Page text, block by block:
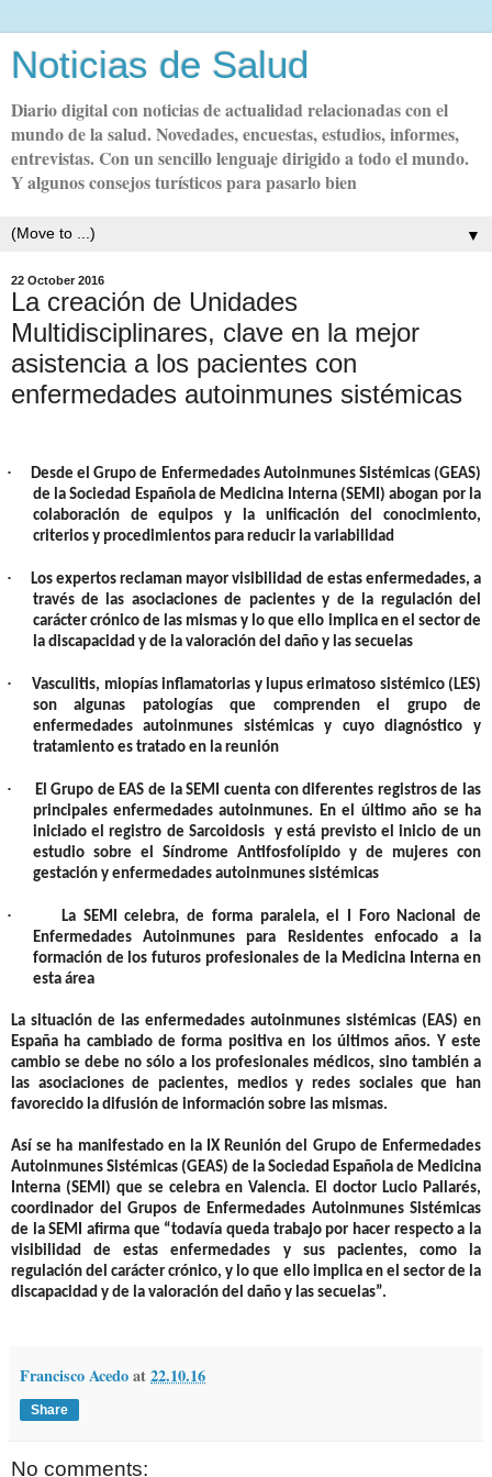
Noticias de Salud
Diario digital con noticias de actualidad relacionadas con el
mundo de la salud. Novedades, encuestas, estudios, informes,
entrevistas. Con un sencillo lenguaje dirigido a todo el mundo.
Y algunos consejos turísticos para pasarlo bien
▼
22 October 2016
La creación de Unidades
Multidisciplinares, clave en la mejor
asistencia a los pacientes con
enfermedades autoinmunes sistémicas
·
Desde el Grupo de Enfermedades Autoinmunes Sistémicas (GEAS)
de la Sociedad Española de Medicina Interna (SEMI) abogan por la
colaboración de equipos y la unificación del conocimiento,
criterios y procedimientos para reducir la variabilidad
·
Los expertos reclaman mayor visibilidad de estas enfermedades, a
través de las asociaciones de pacientes y de la regulación del
carácter crónico de las mismas y lo que ello implica en el sector de
la discapacidad y de la valoración del daño y las secuelas
·
Vasculitis, miopías inflamatorias y lupus erimatoso sistémico (LES)
son algunas patologías que comprenden el grupo de
enfermedades autoinmunes sistémicas y cuyo diagnóstico y
tratamiento es tratado en la reunión
·
El Grupo de EAS de la SEMI cuenta con diferentes registros de las
principales enfermedades autoinmunes. En el último año se ha
iniciado el registro de Sarcoidosis y está previsto el inicio de un
estudio sobre el Síndrome Antifosfolípido y de mujeres con
gestación y enfermedades autoinmunes sistémicas
·
La SEMI celebra, de forma paralela, el I Foro Nacional de
Enfermedades Autoinmunes para Residentes enfocado a la
formación de los futuros profesionales de la Medicina Interna en
esta área
La situación de las enfermedades autoinmunes sistémicas (EAS) en
España ha cambiado de forma positiva en los últimos años. Y este
cambio se debe no sólo a los profesionales médicos, sino también a
las asociaciones de pacientes, medios y redes sociales que han
favorecido la difusión de información sobre las mismas.
Así se ha manifestado en la IX Reunión del Grupo de Enfermedades
Autoinmunes Sistémicas (GEAS) de la Sociedad Española de Medicina
Interna (SEMI) que se celebra en Valencia. El doctor Lucio Pallarés,
coordinador del Grupos de Enfermedades Autoinmunes Sistémicas
de la SEMI afirma que “todavía queda trabajo por hacer respecto a la
visibilidad de estas enfermedades y sus pacientes, como la
regulación del carácter crónico, y lo que ello implica en el sector de la
discapacidad y de la valoración del daño y las secuelas”.
Francisco Acedoat22.10.16
Share
No comments: